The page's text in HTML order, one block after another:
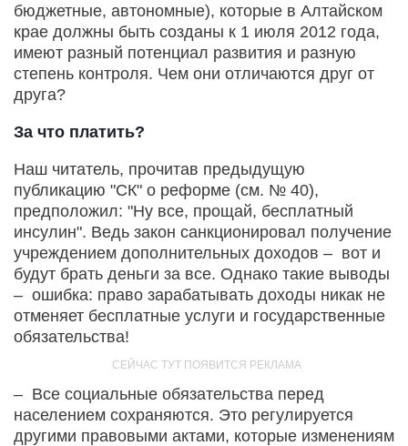
бюджетные, автономные), которые в Алтайском
крае должны быть созданы к 1 июля 2012 года,
имеют разный потенциал развития и разную
степень контроля. Чем они отличаются друг от
друга?
За что платить?
Наш читатель, прочитав предыдущую
публикацию "СК" о реформе (см. № 40),
предположил: "Ну все, прощай, бесплатный
инсулин". Ведь закон санкционировал получение
учреждением дополнительных доходов – вот и
будут брать деньги за все. Однако такие выводы
– ошибка: право зарабатывать доходы никак не
отменяет бесплатные услуги и государственные
обязательства!
– Все социальные обязательства перед
населением сохраняются. Это регулируется
другими правовыми актами, которые изменениям